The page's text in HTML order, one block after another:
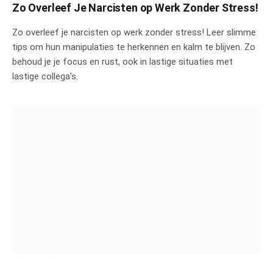
Zo Overleef Je Narcisten op Werk Zonder Stress!
Zo overleef je narcisten op werk zonder stress! Leer slimme
tips om hun manipulaties te herkennen en kalm te blijven. Zo
behoud je je focus en rust, ook in lastige situaties met
lastige collega’s.